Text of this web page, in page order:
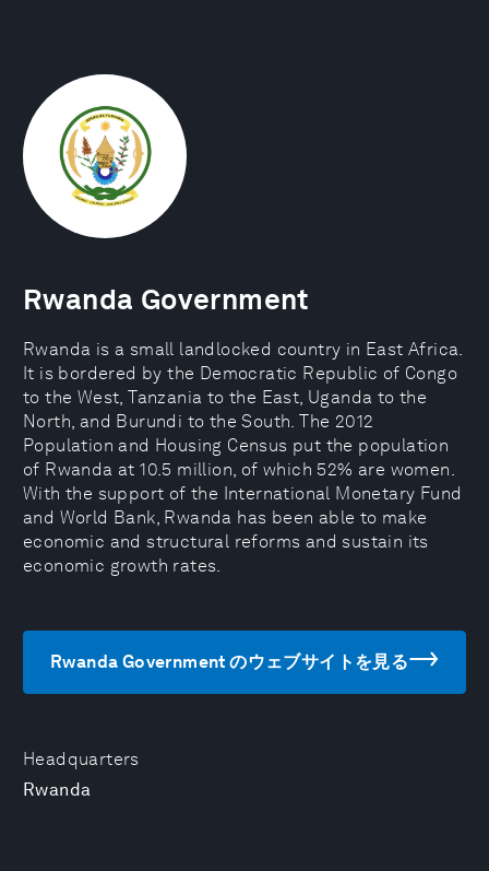
Headquarters
Rwanda
Rwanda Government
Rwanda is a small landlocked country in East Africa.
It is bordered by the Democratic Republic of Congo
to the West, Tanzania to the East, Uganda to the
North, and Burundi to the South. The 2012
Population and Housing Census put the population
of Rwanda at 10.5 million, of which 52% are women.
With the support of the International Monetary Fund
and World Bank, Rwanda has been able to make
economic and structural reforms and sustain its
economic growth rates.
Rwanda Government のウェブサイトを見る